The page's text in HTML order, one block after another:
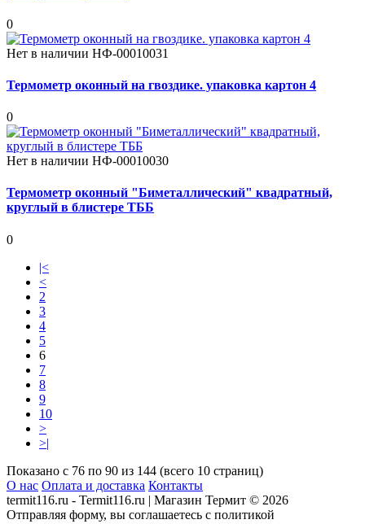
0
Нет в наличии НФ-00010031
Термометр оконный на гвоздике. упаковка картон 4
0
Нет в наличии НФ-00010030
Термометр оконный "Биметаллический" квадратный,
круглый в блистере ТББ
0
|<
<
2
3
4
5
6
7
8
9
10
>
>|
Показано с 76 по 90 из 144 (всего 10 страниц)
О нас Оплата и доставка Контакты
termit116.ru - Termit116.ru | Магазин Термит © 2026
Отправляя форму, вы соглашаетесь с политикой